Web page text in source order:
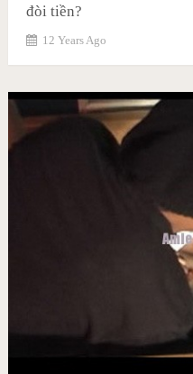
đòi tiền?
12 Years Ago